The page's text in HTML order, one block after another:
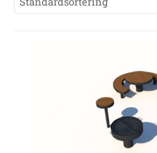
254
800:-